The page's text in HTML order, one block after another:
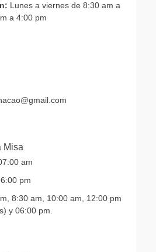
Lunes a viernes de 8:30 am a
a 4:00 pm
Misa
am
pm
8:30 am, 10:00 am, 12:00 pm
y 06:00 pm.